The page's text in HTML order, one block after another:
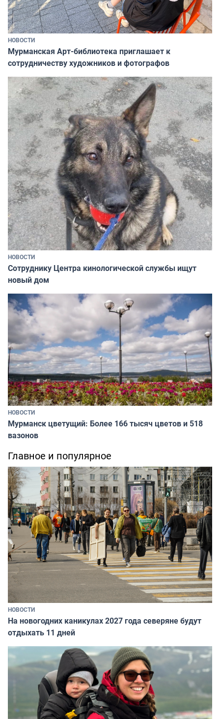
НОВОСТИ
Мурманская Арт-библиотека приглашает к
сотрудничеству художников и фотографов
НОВОСТИ
Сотруднику Центра кинологической службы ищут
новый дом
НОВОСТИ
Мурманск цветущий: Более 166 тысяч цветов и 518
вазонов
Главное и популярное
НОВОСТИ
На новогодних каникулах 2027 года северяне будут
отдыхать 11 дней